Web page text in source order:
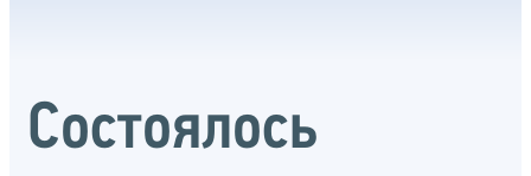
Состоялось